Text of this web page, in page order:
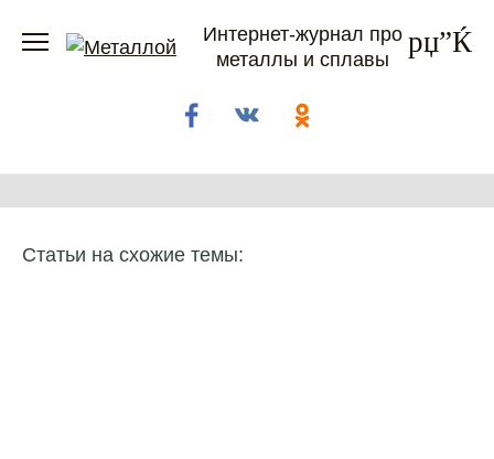
Интернет-журнал про
металлы и сплавы
Статьи на схожие темы: